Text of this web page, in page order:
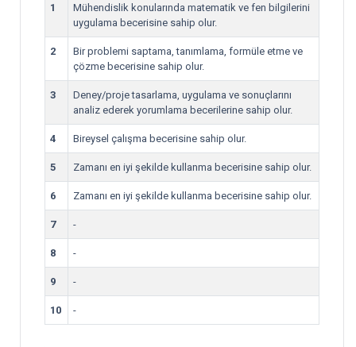
1
Mühendislik konularında matematik ve fen bilgilerini
uygulama becerisine sahip olur.
2
Bir problemi saptama, tanımlama, formüle etme ve
çözme becerisine sahip olur.
3
Deney/proje tasarlama, uygulama ve sonuçlarını
analiz ederek yorumlama becerilerine sahip olur.
4 Bireysel çalışma becerisine sahip olur.
5 Zamanı en iyi şekilde kullanma becerisine sahip olur.
6 Zamanı en iyi şekilde kullanma becerisine sahip olur.
7 -
8 -
9 -
10 -